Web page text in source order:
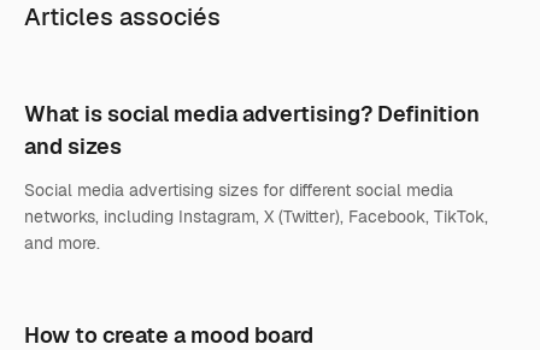
Articles associés
What is social media advertising? Definition
and sizes
Social media advertising sizes for different social media
networks, including Instagram, X (Twitter), Facebook, TikTok,
and more.
How to create a mood board